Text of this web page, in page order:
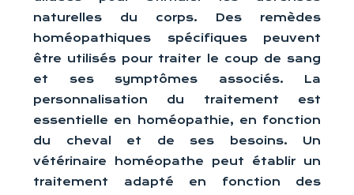
naturelles du corps. Des remèdes
homéopathiques spécifiques peuvent
être utilisés pour traiter le coup de sang
et ses symptômes associés. La
personnalisation du traitement est
essentielle en homéopathie, en fonction
du cheval et de ses besoins. Un
vétérinaire homéopathe peut établir un
traitement adapté en fonction des